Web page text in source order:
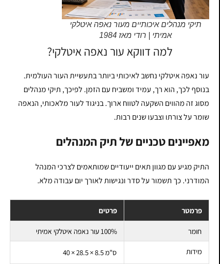
תיקי מנהלים איכותיים מעור נאפה איטלקי
אמיתי | רודי מאז 1984
למה דווקא עור נאפה איטלקי?
עור נאפה איטלקי נחשב לאיכותי ביותר בתעשיית העור העולמית.
בנוסף לכך, הוא רך, עמיד ומשביח עם הזמן. לפיכך, תיקי מנהלים
מסוג זה מהווים השקעה לטווח ארוך. בניגוד לעור מלאכותי, הנאפה
שומר על צורתו וצבעו שנים רבות.
מאפיינים טכניים של תיק המנהלים
התיק מגיע עם מגוון תאים ייעודיים שמותאמים לצרכי המנהל
המודרני. כך תשמור על סדר ונגישות לאורך יום עבודה מלא.
פרמטר פרטים
חומר 100% עור נאפה איטלקי אמיתי
מידות 40 × 28.5 × 8.5 ס"מ